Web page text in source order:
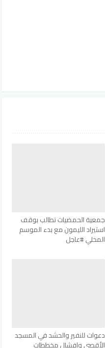
جمعية الحمضيات تطالب بوقف
استيراد الليمون مع بدء الموسم
المحلي #عاجل
دعوات للنفير والحشد في المسجد
الأقصى وإفشال مخططات